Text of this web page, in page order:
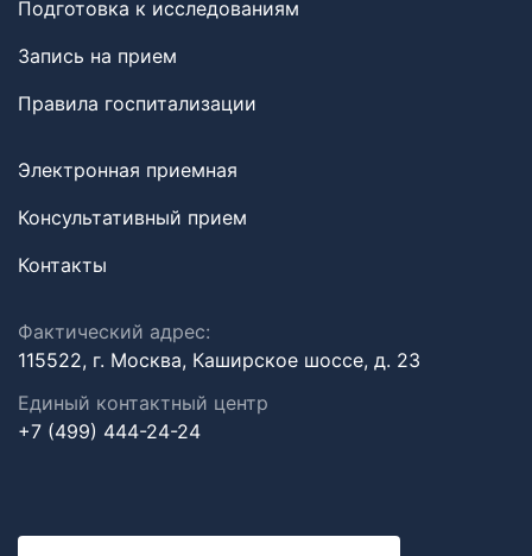
Подготовка к исследованиям
Запись на прием
Правила госпитализации
Электронная приемная
Консультативный прием
Контакты
Фактический адрес:
115522, г. Москва, Каширское шоссе, д. 23
Единый контактный центр
+7 (499) 444-24-24